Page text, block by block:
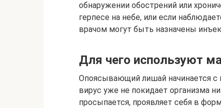
обнаружении обострений или
герпесе на небе, или если
врачом могут быть назначены
Для чего используют
Опоясывающий лишай начинается с
вирус уже не покидает организма
просыпается, проявляет себя в